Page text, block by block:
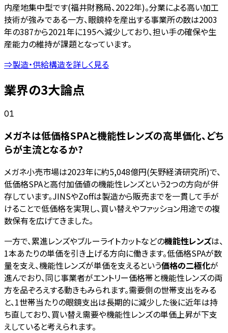
内産地集中型です(福井財務局、2022年)。分業による高い加工
技術が強みである一方、眼鏡枠を産出する事業所の数は2003
年の387から2021年に195へ減少しており、担い手の確保や生
産能力の維持が課題となっています。
⇒製造・供給構造を詳しく見る
業界の3大論点
01
メガネは低価格SPAと機能性レンズの高単価化、どち
らが主流となるか?
メガネ小売市場は2023年に約5,048億円(矢野経済研究所)で、
低価格SPAと高付加価値の機能性レンズという2つの方向が併
存しています。JINSやZoffは製造から販売までを一貫して手が
けることで低価格を実現し、買い替えやファッション用途での複
数保有を広げてきました。
一方で、累進レンズやブルーライトカットなどの機能性レンズは、
1本あたりの単価を引き上げる方向に働きます。低価格SPAが数
量を支え、機能性レンズが単価を支えるという価格の二極化が
進んでおり、同じ事業者がエントリー価格帯と機能性レンズの両
方を品ぞろえする動きもみられます。需要側の世帯支出をみる
と、1世帯当たりの眼鏡支出は長期的に減少した後に近年は持
ち直しており、買い替え需要や機能性レンズの単価上昇が下支
えしていると考えられます。